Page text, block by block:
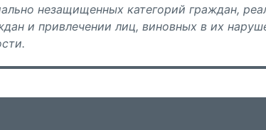
незащищенных категорий граждан,
и привлечении лиц, виновных в их